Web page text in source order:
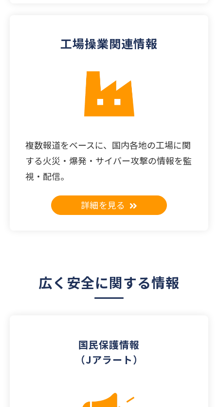
工場操業関連情報
複数報道をベースに、国内各地の工場に関
する火災・爆発・サイバー攻撃の情報を監
視・配信。
詳細を見る
広く安全に関する情報
国民保護情報
（Jアラート）